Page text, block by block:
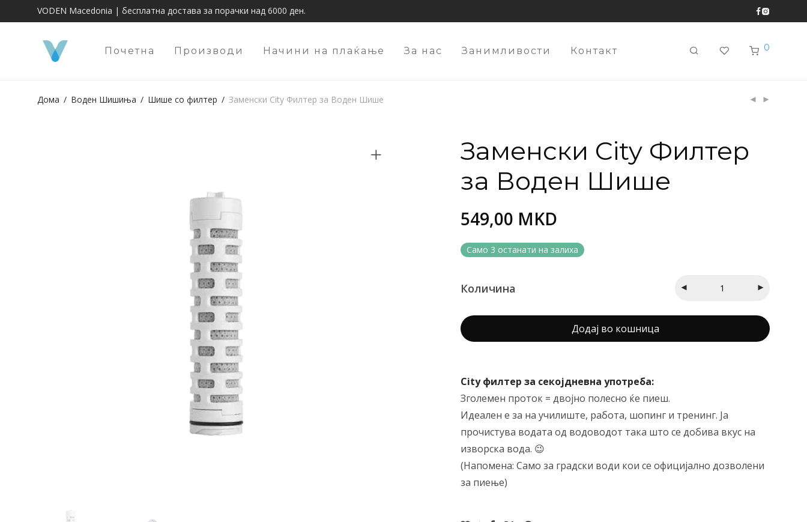
VODEN Macedonia | бесплатна достава за порачки над 6000 ден.
Почетна Производи Начини на плаќање За нас Занимливости Контакт 0
Дома / Воден Шишиња / Шише со филтер / Заменски City Филтер за Воден Шише
Заменски City Филтер
за Воден Шише
549,00 MKD
Само 3 останати на залиха
Количина
Додај во кошница
City филтер за секојдневна употреба:
Зголемен проток = двојно полесно ќе пиеш.
Идеален е за на училиште, работа, шопинг и тренинг. Ја
прочистува водата од водоводот така што се добива вкус на
изворска вода. 😉
(Напомена: Само за градски води кои се официјално дозволени
за пиење)